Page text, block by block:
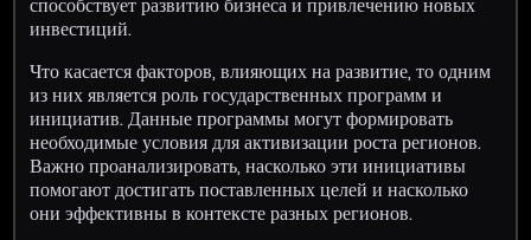
инвестиций.
Что касается факторов, влияющих на развитие, то одним
из них является роль государственных программ и
инициатив. Данные программы могут формировать
необходимые условия для активизации роста регионов.
Важно проанализировать, насколько эти инициативы
помогают достигать поставленных целей и насколько
они эффективны в контексте разных регионов.